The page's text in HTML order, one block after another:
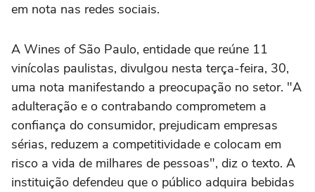
em nota nas redes sociais.
A Wines of São Paulo, entidade que reúne 11
vinícolas paulistas, divulgou nesta terça-feira, 30,
uma nota manifestando a preocupação no setor. "A
adulteração e o contrabando comprometem a
confiança do consumidor, prejudicam empresas
sérias, reduzem a competitividade e colocam em
risco a vida de milhares de pessoas", diz o texto. A
instituição defendeu que o público adquira bebidas